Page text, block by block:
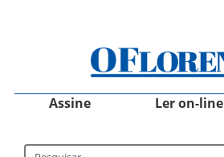
Assine Ler on-line